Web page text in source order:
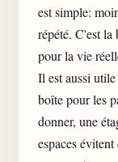
est simple:
répété. C'est la
pour la vie
Il est aussi
boîte pour les
donner, une
espaces